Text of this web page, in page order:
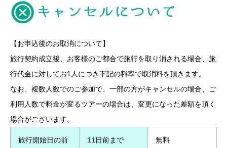
【お申込後のお取消について】
旅行契約成立後、お客様のご都合で旅行を取り消される場合、旅
行代金に対してお1人につき下記の料率で取消料を頂きます。
なお、複数人数でのご参加で、一部の方がキャンセルの場合、ご
利用人数で料金が変るツアーの場合は、変更になった差額を頂く
場合がございます。
旅行開始日の前 11日前まで 無料